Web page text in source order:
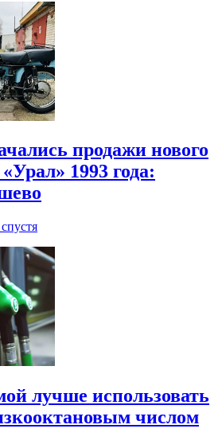
продажи нового
1993 года:
лучше использовать
числом